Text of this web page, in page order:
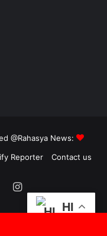
@Rahasya News:
Reporter Contact us
Instagram
HI